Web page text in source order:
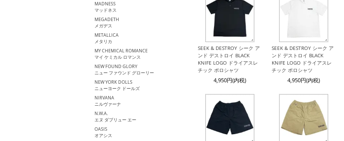
MADNESS
マッドネス
MEGADETH
メガデス
METALLICA
メタリカ
MY CHEMICAL ROMANCE
マイ ケミカル ロマンス
NEW FOUND GLORY
ニュー ファウンド グローリー
NEW YORK DOLLS
ニューヨーク ドールズ
NIRVANA
ニルヴァーナ
N.W.A.
エヌ ダブリュー エー
OASIS
オアシス
SEEK & DESTROY シーク ア
ンド デストロイ BLACK
KNIFE LOGO ドライアスレ
チック ポロシャツ
4,950円(内税)
SEEK & DESTROY シーク ア
ンド デストロイ BLACK
KNIFE LOGO ドライアスレ
チック ポロシャツ
4,950円(内税)